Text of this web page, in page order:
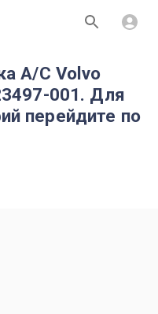
A/C Volvo
001. Для
перейдите по